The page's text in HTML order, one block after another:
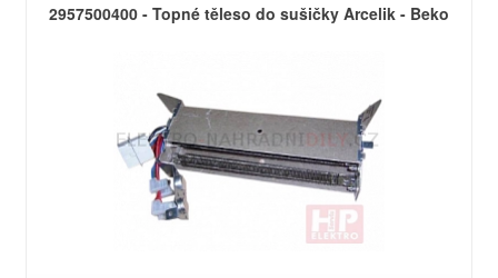
2957500400 - Topné těleso do sušičky Arcelik - Beko